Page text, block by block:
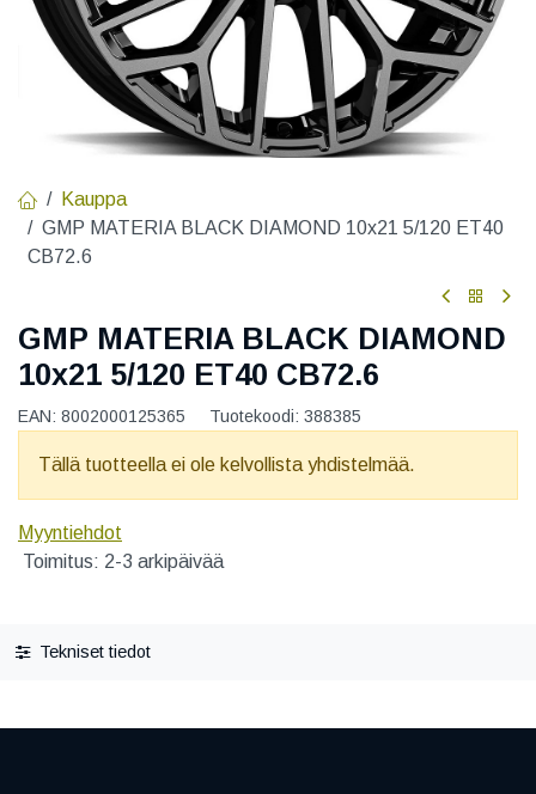
Kauppa
GMP MATERIA BLACK DIAMOND 10x21 5/120 ET40
CB72.6
GMP MATERIA BLACK DIAMOND
10x21 5/120 ET40 CB72.6
EAN: 8002000125365 Tuotekoodi: 388385
Tällä tuotteella ei ole kelvollista yhdistelmää.
Myyntiehdot
Toimitus: 2-3 arkipäivää
Tekniset tiedot